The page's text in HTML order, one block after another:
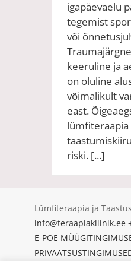
igapäevaelu
tegemist
või
keeruline ja
on oluline
võimalikult
east.
lümfiteraapia
riski. [...]
Lümfiteraapia ja
info@teraapiakliinik.ee
E-POE